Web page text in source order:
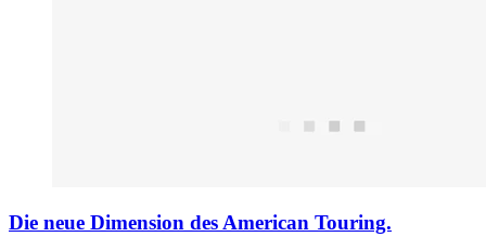
Die neue Dimension des American Touring.